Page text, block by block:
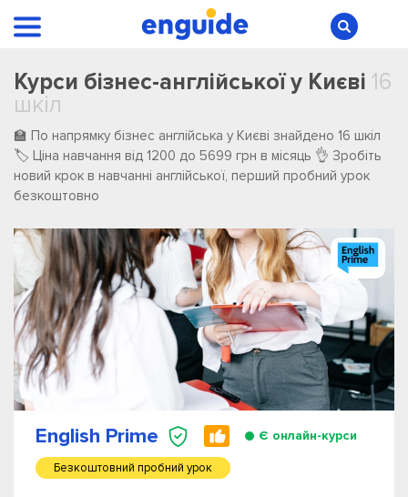
Курси бізнес-англійської у Києві 16
шкіл
🏫 По напрямку бізнес англійська у Києві ️знайдено ️16 ️шкіл
🏷️ Ціна навчання від 1200 до 5699 грн в місяць 👌 Зробіть
новий крок в навчанні англійської, перший пробний урок
безкоштовно
English Prime Є онлайн-курси
Безкоштовний пробний урок